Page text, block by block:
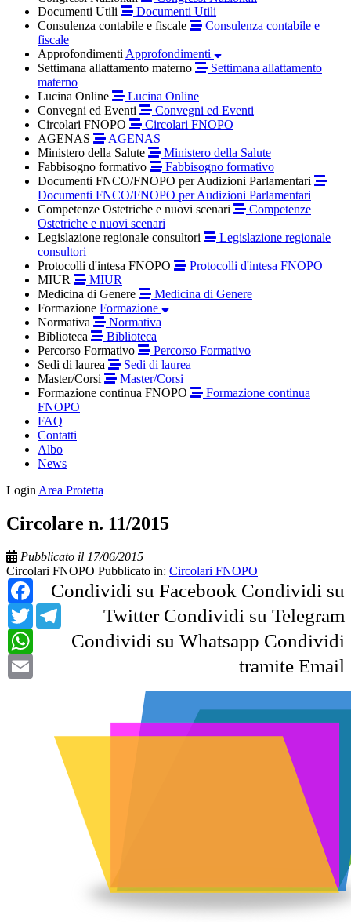
Documenti Utili
Documenti Utili
Consulenza contabile e fiscale
Consulenza contabile e
fiscale
Approfondimenti Approfondimenti
Settimana allattamento materno
Settimana allattamento
materno
Lucina Online
Lucina Online
Convegni ed Eventi
Convegni ed Eventi
Circolari FNOPO
Circolari FNOPO
AGENAS
AGENAS
Ministero della Salute
Ministero della Salute
Fabbisogno formativo
Fabbisogno formativo
Documenti FNCO/FNOPO per Audizioni Parlamentari
Documenti FNCO/FNOPO per Audizioni Parlamentari
Competenze Ostetriche e nuovi scenari
Competenze
Ostetriche e nuovi scenari
Legislazione regionale consultori
Legislazione regionale
consultori
Protocolli d'intesa FNOPO
Protocolli d'intesa FNOPO
MIUR
MIUR
Medicina di Genere
Medicina di Genere
Formazione Formazione
Normativa
Normativa
Biblioteca
Biblioteca
Percorso Formativo
Percorso Formativo
Sedi di laurea
Sedi di laurea
Master/Corsi
Master/Corsi
Formazione continua FNOPO
Formazione continua
FNOPO
FAQ
Contatti
Albo
News
Login Area Protetta
Circolare n. 11/2015
Pubblicato il 17/06/2015
Circolari FNOPO Pubblicato in: Circolari FNOPO
Condividi su Facebook
Facebook
Condividi su
Twitter
Twitter Condividi su Telegram
Telegram
Condividi su Whatsapp
WhatsApp
Condividi
tramite Email